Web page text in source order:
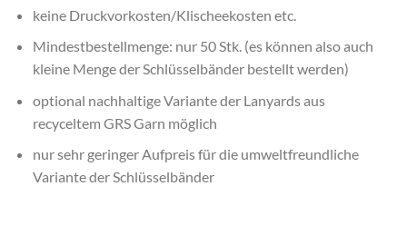
keine Druckvorkosten/Klischeekosten etc.
Mindestbestellmenge: nur 50 Stk. (es können also auch
kleine Menge der Schlüsselbänder bestellt werden)
optional nachhaltige Variante der Lanyards aus
recyceltem GRS Garn möglich
nur sehr geringer Aufpreis für die umweltfreundliche
Variante der Schlüsselbänder